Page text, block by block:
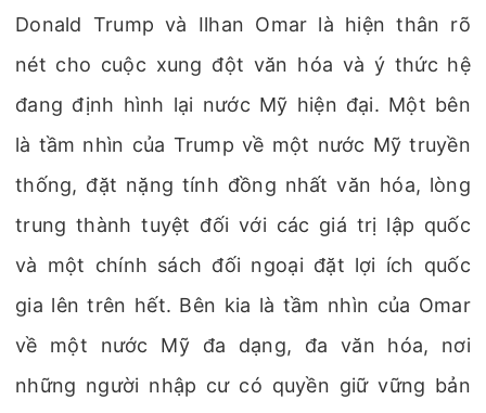
Donald Trump và Ilhan Omar là hiện thân rõ
nét cho cuộc xung đột văn hóa và ý thức hệ
đang định hình lại nước Mỹ hiện đại. Một bên
là tầm nhìn của Trump về một nước Mỹ truyền
thống, đặt nặng tính đồng nhất văn hóa, lòng
trung thành tuyệt đối với các giá trị lập quốc
và một chính sách đối ngoại đặt lợi ích quốc
gia lên trên hết. Bên kia là tầm nhìn của Omar
về một nước Mỹ đa dạng, đa văn hóa, nơi
những người nhập cư có quyền giữ vững bản